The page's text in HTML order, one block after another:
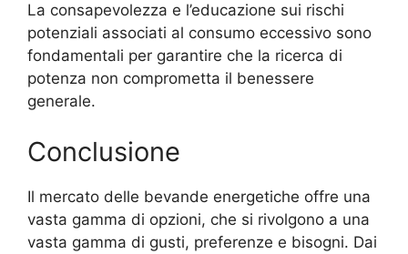
La consapevolezza e l’educazione sui rischi
potenziali associati al consumo eccessivo sono
fondamentali per garantire che la ricerca di
potenza non comprometta il benessere
generale.
Conclusione
Il mercato delle bevande energetiche offre una
vasta gamma di opzioni, che si rivolgono a una
vasta gamma di gusti, preferenze e bisogni. Dai